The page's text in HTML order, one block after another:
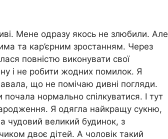
Мене одразу якось не злюбили. Але
та кар’єрним зростанням. Через
повністю виконувати свої
і не робити жодних помилок. Я
що не помічаю дивні погляди.
нормально спілкуватися. І тут
Я одягла найкращу сукню,
чудовий великий будинок, з
двоє дітей. А чоловік такий